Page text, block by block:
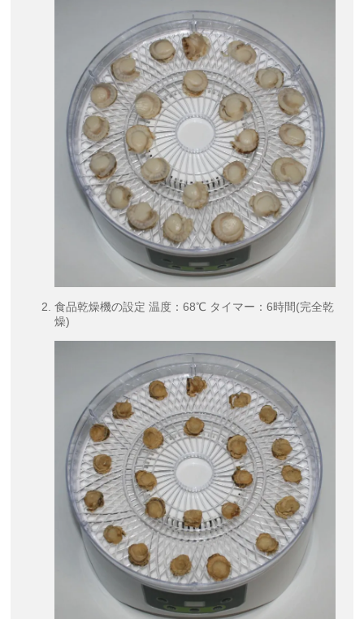
食品乾燥機の設定 温度：68℃ タイマー：6時間(完全乾
燥)